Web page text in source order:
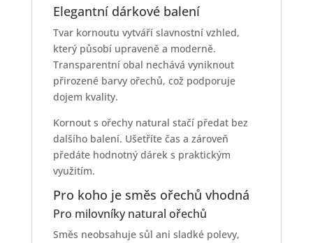
Elegantní dárkové balení
Tvar kornoutu vytváří slavnostní vzhled,
který působí upraveně a moderně.
Transparentní obal nechává vyniknout
přirozené barvy ořechů, což podporuje
dojem kvality.
Kornout s ořechy natural stačí předat bez
dalšího balení. Ušetříte čas a zároveň
předáte hodnotný dárek s praktickým
využitím.
Pro koho je směs ořechů vhodná
Pro milovníky natural ořechů
Směs neobsahuje sůl ani sladké polevy,